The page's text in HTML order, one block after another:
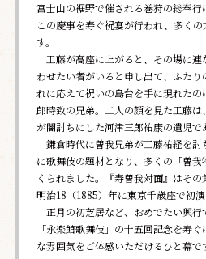
富士山の裾野で催される巻狩の総奉
この慶事を寿ぐ祝宴が行われ、多く
す。
工藤が高座に上がると、その場に連
わせたい者がいると申し出て、ふたり
れに応えて祝いの島台を手に現れた
郎時致の兄弟。二人の顔を見た工藤
が闇討ちにした河津三郎祐康の遺児
鎌倉時代に曽我兄弟が工藤祐経を討
に歌舞伎の題材となり、多くの「曽
くられました。『寿曽我対面』はその
明治18（1885）年に東京千歳座で初演
正月の初芝居など、おめでたい興行
「永楽館歌舞伎」の十五回記念を寿
な雰囲気をご体感いただけるひと幕で